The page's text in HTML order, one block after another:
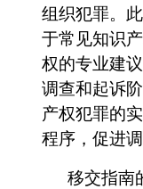
组织犯罪。
于常见知识
权的专业建
调查和起诉
产权犯罪的
程序，促进
移交指南